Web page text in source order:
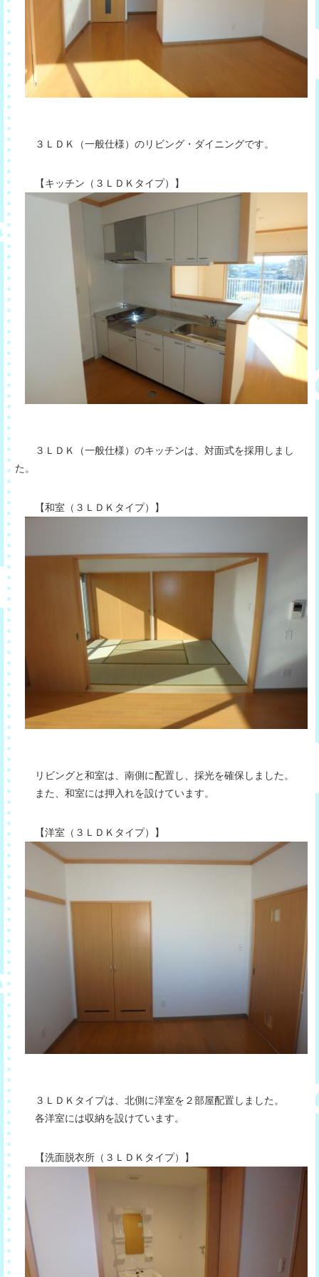
３ＬＤＫ（一般仕様）のリビング・ダイニングです。
【キッチン（３ＬＤＫタイプ）】
３ＬＤＫ（一般仕様）のキッチンは、対面式を採用しまし
た。
【和室（３ＬＤＫタイプ）】
リビングと和室は、南側に配置し、採光を確保しました。
また、和室には押入れを設けています。
【洋室（３ＬＤＫタイプ）】
３ＬＤＫタイプは、北側に洋室を２部屋配置しました。
各洋室には収納を設けています。
【洗面脱衣所（３ＬＤＫタイプ）】